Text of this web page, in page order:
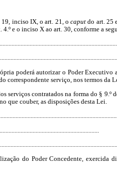
19, inciso IX, o art. 21, ocaputdo art. 25
4.º e o inciso X ao art. 30, conforme a
poderá autorizar o Poder
correspondente serviço, nos termos da
serviços contratados na forma do §
que couber, as disposições desta Lei.
do Poder Concedente, exercida